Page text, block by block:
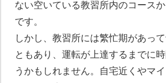
ない空いている教習所内のコース
です。
しかし、教習所には繁忙期があっ
ともあり、運転が上達するまでに
うかもしれません。自宅近くやマ